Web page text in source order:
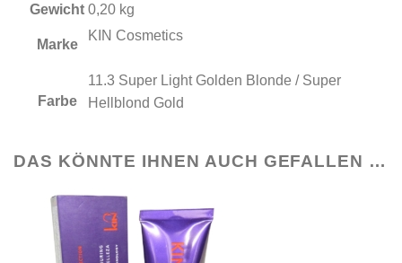
Gewicht 0,20 kg
Marke
KIN Cosmetics
Farbe
11.3 Super Light Golden Blonde / Super
Hellblond Gold
DAS KÖNNTE IHNEN AUCH GEFALLEN …